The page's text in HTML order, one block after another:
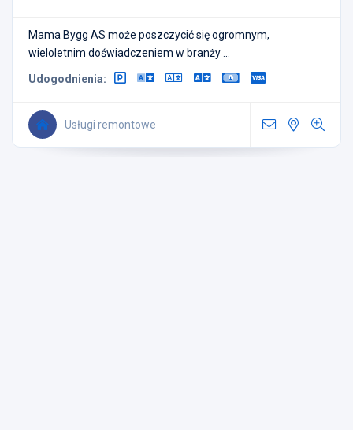
Mama Bygg AS może poszczycić się ogromnym,
wieloletnim doświadczeniem w branży ...
Udogodnienia:
Usługi remontowe